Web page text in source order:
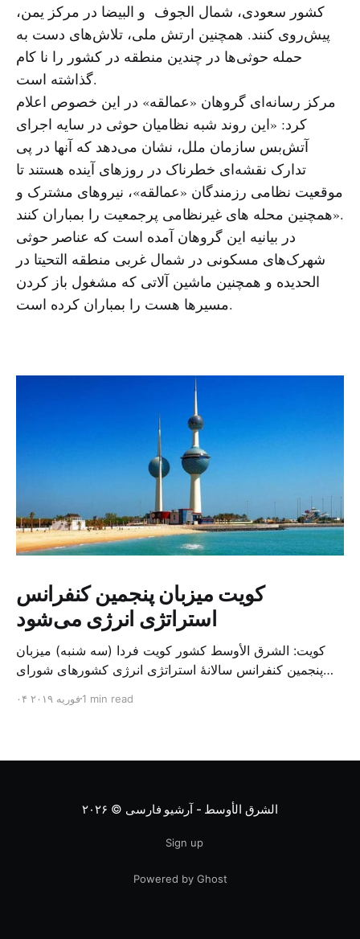
کشور سعودی، شمال الجوف و البیضا در مرکز یمن،
پیش‌روی کنند. همچنین ارتش ملی، تلاش‌های دست به
حمله حوثی‌ها در چندین منطقه در کشور را نا کام
گذاشته است.
مرکز رسانه‌ای گروهان «عمالقه» در این خصوص اعلام
کرد: «این روند شبه نظامیان حوثی در سایه اجرای
آتش‌بس سازمان ملل، نشان می‌دهد که آنها در پی
تدارک نقشه‌ای خطرناک در روزهای آینده هستند تا
موقعیت نظامی رزمندگان «عمالقه»، نیروهای مشترک و
همچنین محله های غیرنظامی پرجمعیت را بمباران کنند».
در بیانیه این گروهان آمده است که عناصر حوثی
شهرک‌های مسکونی در شمال غربی منطقه التحیتا در
الحدیده و همچنین ماشین آلاتی که مشغول باز کردن
مسیرها هست را بمباران کرده است.
کویت میزبان پنجمین کنفرانس
استراتژی انرژی می‌شود
کویت: الشرق الأوسط کشور کویت فردا (سه شنبه) میزبان
پنجمین کنفرانس سالانهٔ استراتژی انرژی کشورهای شورای
متخصص از شرکت‌های جهانی نفت و گاز در این کنفرانس
۰۴ فوریه ۲۰۱۹1 min read
الشرق الأوسط - آرشیو فارسی © ۲۰۲۶
Sign up
Powered by Ghost